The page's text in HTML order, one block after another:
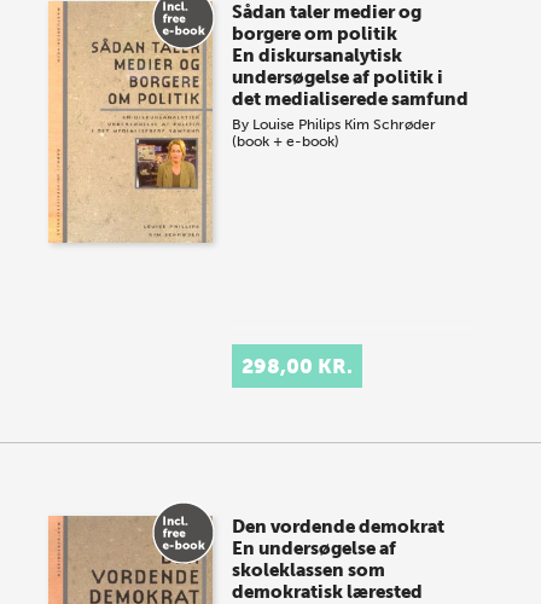
Sådan taler medier og
borgere om politik
En diskursanalytisk
undersøgelse af politik i
det medialiserede samfund
By Louise Philips Kim Schrøder
(book + e-book)
298,00 KR.
Den vordende demokrat
En undersøgelse af
skoleklassen som
demokratisk lærested